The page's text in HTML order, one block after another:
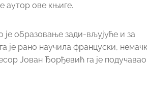
аутор ове књиге.
је образовање зади-вљујуће и за
је рано научила француски,
Јован Ђорђевић га је подучавао